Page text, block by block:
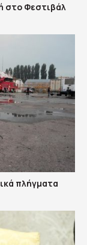
στο Φεστιβάλ
πλήγματα